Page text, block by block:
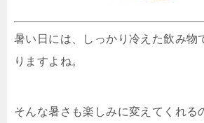
暑い日には、しっかり冷えた飲み物
りますよね。
そんな暑さも楽しみに変えてくれる